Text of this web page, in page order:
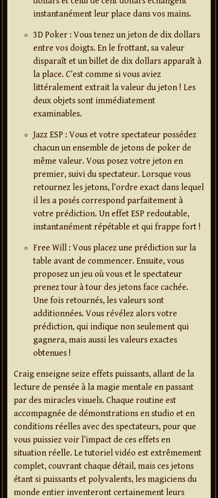
instantanément leur place dans vos mains.
3D Poker : Vous tenez un jeton de dix dollars
entre vos doigts. En le frottant, sa valeur
disparaît et un billet de dix dollars apparaît à
la place. C’est comme si vous aviez
littéralement extrait la valeur du jeton ! Les
deux objets sont immédiatement
examinables.
Jazz ESP : Vous et votre spectateur possédez
chacun un ensemble de jetons de poker de
même valeur. Vous posez votre jeton en
premier, suivi du spectateur. Lorsque vous
retournez les jetons, l’ordre exact dans lequel
il les a posés correspond parfaitement à
votre prédiction. Un effet ESP redoutable,
instantanément répétable et qui frappe fort !
Free Will : Vous placez une prédiction sur la
table avant de commencer. Ensuite, vous
proposez un jeu où vous et le spectateur
prenez tour à tour des jetons face cachée.
Une fois retournés, les valeurs sont
additionnées. Vous révélez alors votre
prédiction, qui indique non seulement qui
gagnera, mais aussi les valeurs exactes
obtenues !
Craig enseigne seize effets puissants, allant de la
lecture de pensée à la magie mentale en passant
par des miracles visuels. Chaque routine est
accompagnée de démonstrations en studio et en
conditions réelles avec des spectateurs, pour que
vous puissiez voir l’impact de ces effets en
situation réelle. Le tutoriel vidéo est extrêmement
complet, couvrant chaque détail, mais ces jetons
étant si puissants et polyvalents, les magiciens du
monde entier inventeront certainement leurs